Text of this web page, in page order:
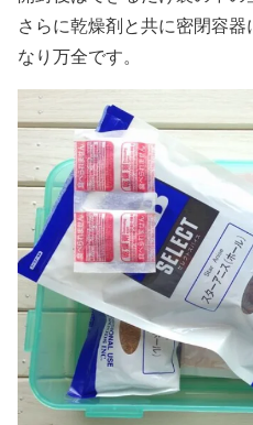
さらに乾燥剤と共に密閉容
なり万全です。